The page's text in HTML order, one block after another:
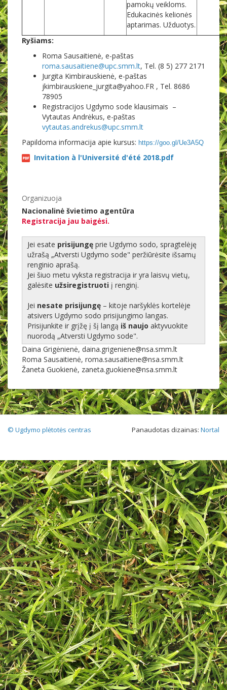
pamokų veikloms.
Edukacinės kelionės
aptarimas. Užduotys.
Ryšiams:
Roma Sausaitienė, e-paštas
roma.sausaitiene@upc.smm.lt, Tel. (8 5) 277 2171
Jurgita Kimbirauskienė, e-paštas
jkimbirauskiene_jurgita@yahoo.FR , Tel. 8686
78905
Registracijos Ugdymo sode klausimais –
Vytautas Andrėkus, e-paštas
vytautas.andrekus@upc.smm.lt
Papildoma informacija apie kursus: https://goo.gl/Ue3A5Q
Invitation à l'Université d'été 2018.pdf
Organizuoja
Nacionalinė švietimo agentūra
Registracija jau baigėsi.
Jei esate prisijungę prie Ugdymo sodo, spragtelėję
užrašą „Atversti Ugdymo sode" peržiūrėsite išsamų
renginio aprašą.
Jei šiuo metu vyksta registracija ir yra laisvų vietų,
galėsite užsiregistruoti į renginį.
Jei nesate prisijungę – kitoje naršyklės kortelėje
atsivers Ugdymo sodo prisijungimo langas.
Prisijunkite ir grįžę į šį langą iš naujo aktyvuokite
nuorodą „Atversti Ugdymo sode".
Daina Grigėnienė, daina.grigeniene@nsa.smm.lt
Roma Sausaitienė, roma.sausaitiene@nsa.smm.lt
Žaneta Guokienė, zaneta.guokiene@nsa.smm.lt
Panaudotas dizainas: Nortal
© Ugdymo plėtotės centras